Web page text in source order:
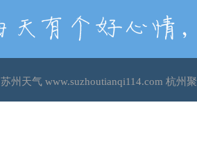
苏州天气www.suzhoutianqi114.com 杭州